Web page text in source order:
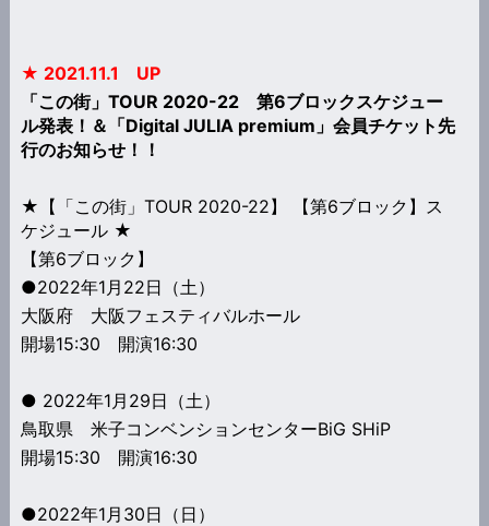
★ 2021.11.1 UP
「この街」TOUR 2020-22 第6ブロックスケジュー
ル発表！＆「Digital JULIA premium」会員チケット先
行のお知らせ！！
★【「この街」TOUR 2020-22】 【第6ブロック】ス
ケジュール ★
【第6ブロック】
●2022年1月22日（土）
大阪府 大阪フェスティバルホール
開場15:30 開演16:30
● 2022年1月29日（土）
鳥取県 米子コンベンションセンターBiG SHiP
開場15:30 開演16:30
●2022年1月30日（日）